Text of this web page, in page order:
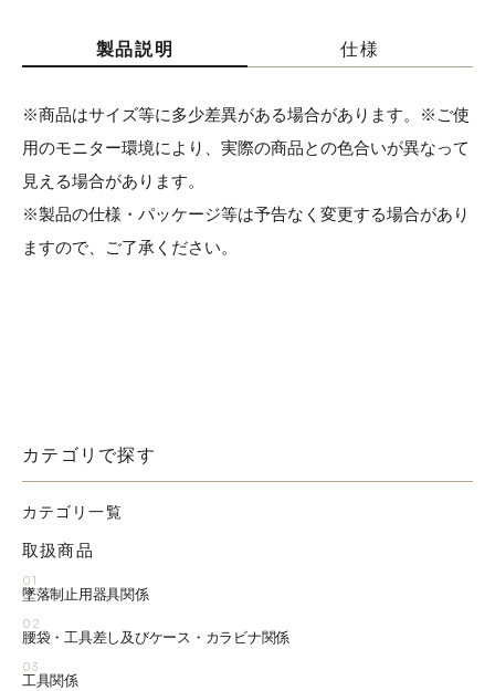
製品説明 仕様
※商品はサイズ等に多少差異がある場合があります。※ご使
用のモニター環境により、実際の商品との色合いが異なって
見える場合があります。
※製品の仕様・パッケージ等は予告なく変更する場合があり
ますので、ご了承ください。
カテゴリで探す
カテゴリ一覧
取扱商品
01
墜落制止用器具関係
02
腰袋・工具差し及びケース・カラビナ関係
03
工具関係